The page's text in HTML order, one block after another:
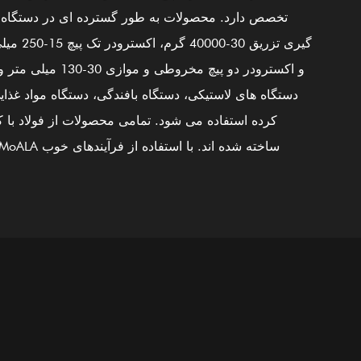
منطقه
25000
محوطه کارگاه
100+
کارمندان ماهر
20
شخصی فنی
تخصص دارد. محصولات به طور گسترده ای در
گیری تزریق 30-
و اکسترودر دو پیچ مخروطی و موازی
دستگاه های لاستیکی، دستگاه بافندگی، دستگاه مواد
کرده استفاده می شود. تمامی محصولات از فولاد با